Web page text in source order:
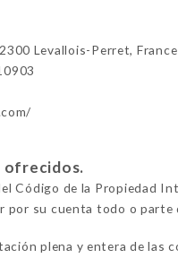
Levallois-Perret, France
ofrecidos.
Código de la Propiedad
por su cuenta todo o
plena y entera de las